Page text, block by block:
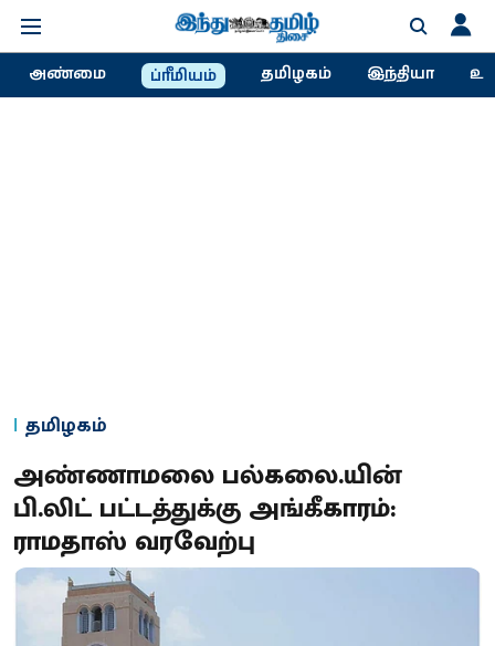
அண்மை ப்ரீமியம் தமிழகம் இந்தியா
தமிழகம்
அண்ணாமலை பல்கலை.யின்
பி.லிட் பட்டத்துக்கு அங்கீகாரம்:
ராமதாஸ் வரவேற்பு